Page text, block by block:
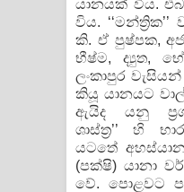
ඔබමයි
යානයක් විය.
විය.
කි. ඒ පුෂ්පක,
භීෂ්ම, ද්‍යුත,
ලංකාපුර
කියූ යානයට
ඇයිද යනු
ශාස්ත්‍ර’’ හි
යටතේ
(පක්ෂි) යානා
වේ. පොළවට